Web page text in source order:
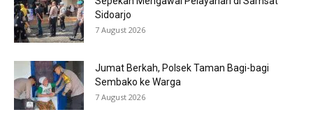
Sidoarjo
7 August 2026
Jumat Berkah, Polsek Taman Bagi-bagi
Sembako ke Warga
7 August 2026